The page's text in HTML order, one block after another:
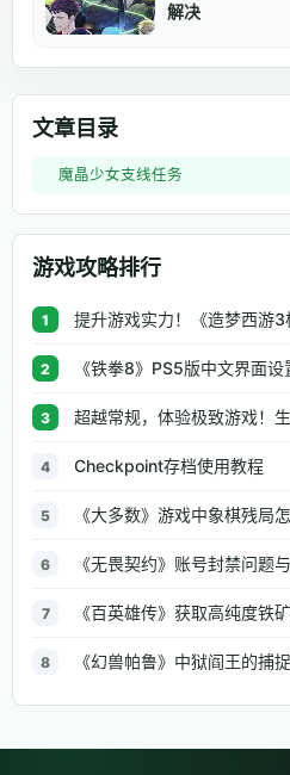
解决
文章目录
魔晶少女支线任务
游戏攻略排行
1
2 《铁拳8》PS5版中文界面设
3
4 Checkpoint存档使用教程
5 《大多数》游戏中象棋残局
6 《无畏契约》账号封禁问题
7 《百英雄传》获取高纯度铁
8 《幻兽帕鲁》中狱阎王的捕